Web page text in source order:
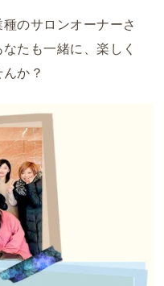
のサロンオーナーさ
たも一緒に、楽しく
か？